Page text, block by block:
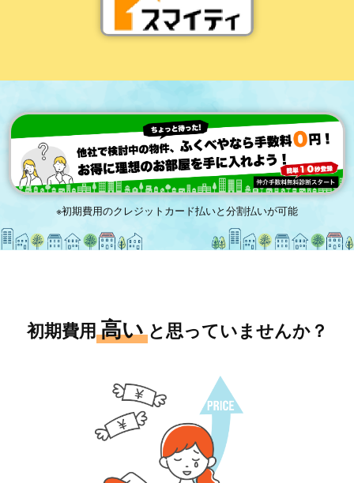
※初期費用のクレジットカード払いと分割払いが可能
初期費用高いと思っていませんか？